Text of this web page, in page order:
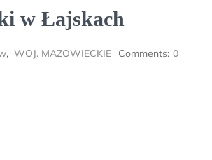
w Łajskach
, WOJ. MAZOWIECKIE Comments: 0